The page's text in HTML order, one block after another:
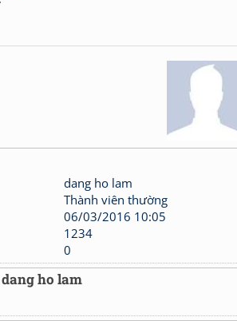
dang ho lam
Thành viên thường
06/03/2016 10:05
1234
0
ho lam